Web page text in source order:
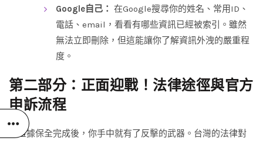
Google自己： 在Google搜尋你的姓名、常用ID、
電話、email，看看有哪些資訊已經被索引。雖然
無法立即刪除，但這能讓你了解資訊外洩的嚴重程
度。
第二部分：正面迎戰！法律途徑與官方
申訴流程
當證據保全完成後，你手中就有了反擊的武器。台灣的法律對